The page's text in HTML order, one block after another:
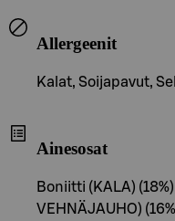
Allergeenit
Kalat, Soijapavut,
Ainesosat
Boniitti (KALA)
VEHNÄJAUHO)